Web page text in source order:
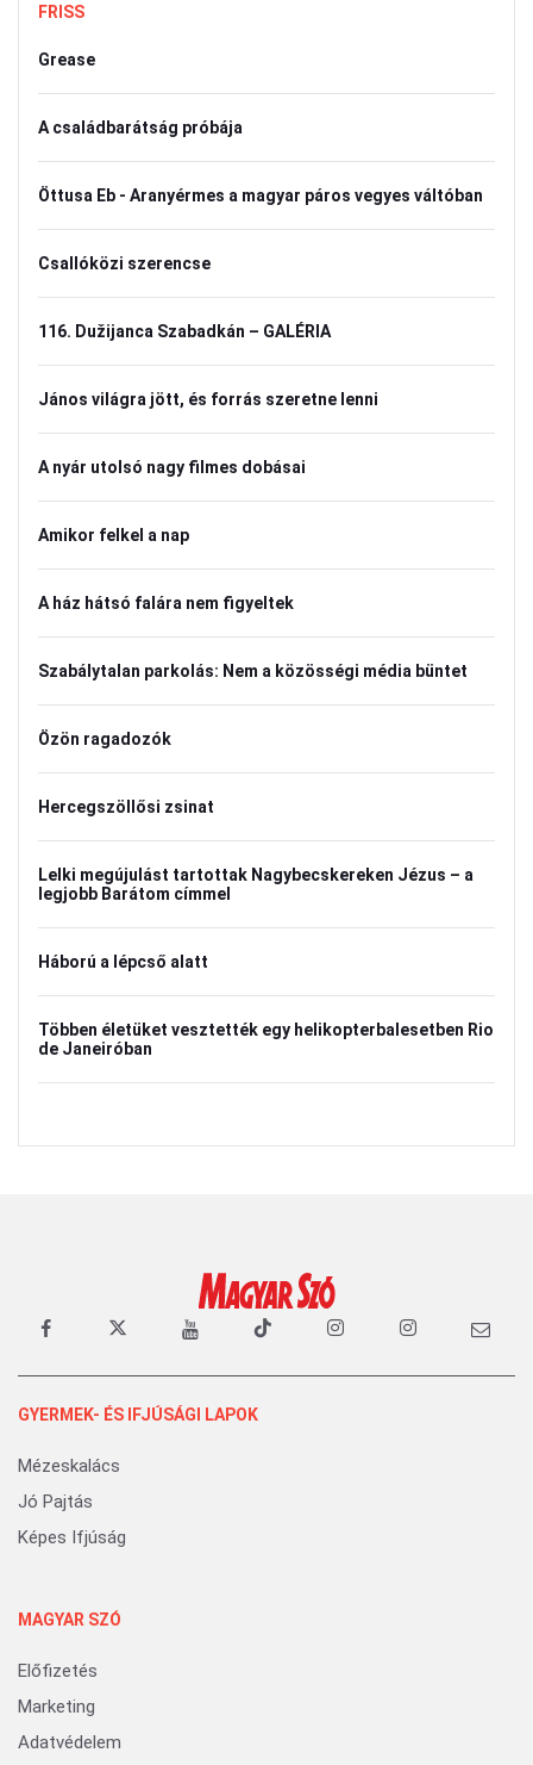
FRISS
Grease
A családbarátság próbája
Öttusa Eb - Aranyérmes a magyar páros vegyes váltóban
Csallóközi szerencse
116. Dužijanca Szabadkán – GALÉRIA
János világra jött, és forrás szeretne lenni
A nyár utolsó nagy filmes dobásai
Amikor felkel a nap
A ház hátsó falára nem figyeltek
Szabálytalan parkolás: Nem a közösségi média büntet
Özön ragadozók
Hercegszöllősi zsinat
Lelki megújulást tartottak Nagybecskereken Jézus – a
legjobb Barátom címmel
Háború a lépcső alatt
Többen életüket vesztették egy helikopterbalesetben Rio
de Janeiróban
GYERMEK- ÉS IFJÚSÁGI LAPOK
Mézeskalács
Jó Pajtás
Képes Ifjúság
MAGYAR SZÓ
Előfizetés
Marketing
Adatvédelem